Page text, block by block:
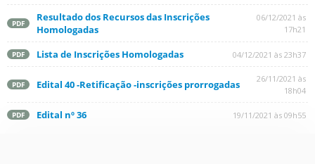
PDF
Resultado dos Recursos das Inscrições
Homologadas
06/12/2021 às
17h21
PDF Lista de Inscrições Homologadas 04/12/2021 às 23h37
PDF Edital 40 -Retificação -inscrições prorrogadas
26/11/2021 às
18h04
PDF Edital nº 36 19/11/2021 às 09h55